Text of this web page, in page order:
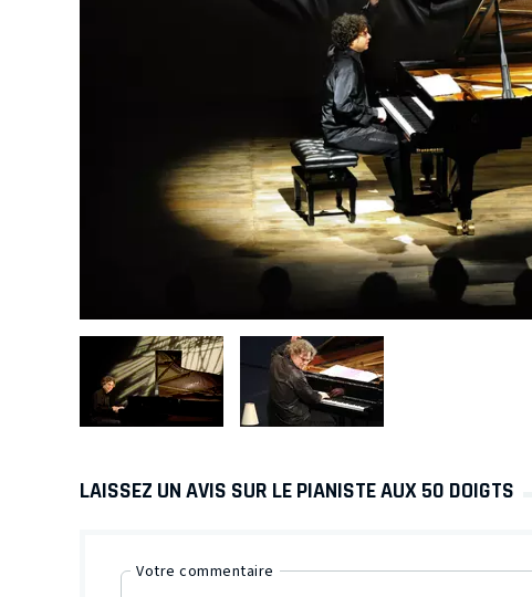
LAISSEZ UN AVIS SUR LE PIANISTE AUX 50 DOIGTS
Votre commentaire